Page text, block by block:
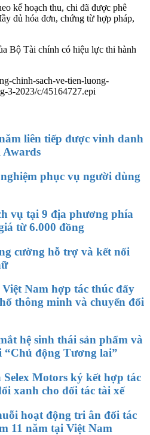
kế hoạch thu, chi đã được phê
đủ hóa đơn, chứng từ hợp pháp,
Bộ Tài chính có hiệu lực thi hành
chinh-sach-ve-tien-luong-
3-2023/c/45164727.epi
liên tiếp được vinh danh
Awards
phục vụ người dùng
vụ tại 9 địa phương phía
từ 6.000 đồng
cường hỗ trợ và kết nối
Nam hợp tác thúc đẩy
thông minh và chuyển đổi
hệ sinh thái sản phẩm và
“Chủ động Tương lai”
Motors ký kết hợp tác
xanh cho đối tác tài xế
hoạt động tri ân đối tác
11 năm tại Việt Nam